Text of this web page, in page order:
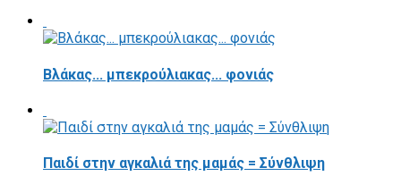
Βλάκας... μπεκρούλιακας... φονιάς
Παιδί στην αγκαλιά της μαμάς = Σύνθλιψη